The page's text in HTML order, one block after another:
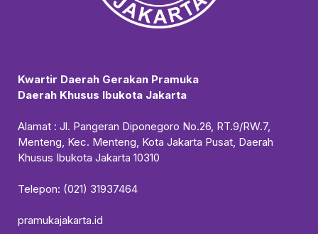
Kwartir Daerah Gerakan Pramuka
Daerah Khusus Ibukota Jakarta
Alamat : Jl. Pangeran Diponegoro No.26, RT.9/RW.7,
Menteng, Kec. Menteng, Kota Jakarta Pusat, Daerah
Khusus Ibukota Jakarta 10310
Telepon: (021) 31937464
pramukajakarta.id